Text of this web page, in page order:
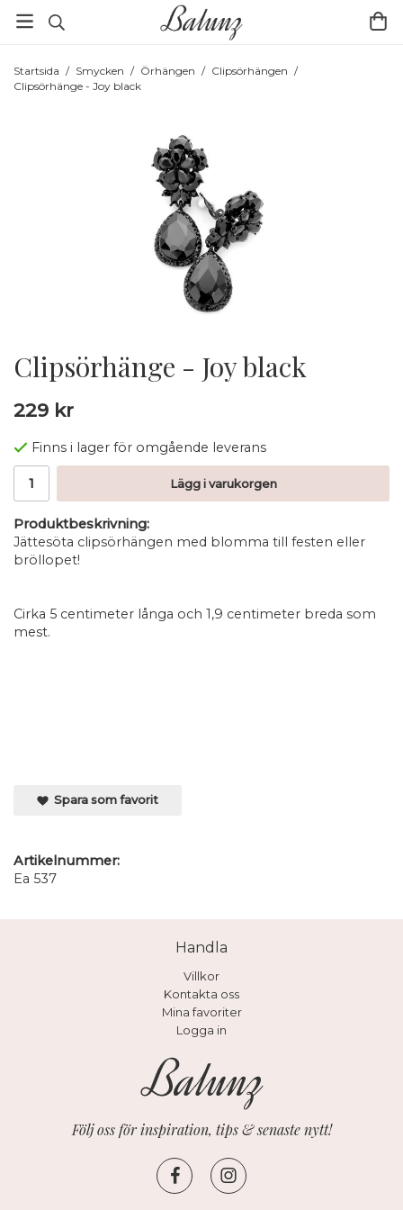
Startsida / Smycken / Örhängen / Clipsörhängen /
Clipsörhänge - Joy black
Clipsörhänge - Joy black
229 kr
Finns i lager för omgående leverans
Lägg i varukorgen
Produktbeskrivning:
Jättesöta clipsörhängen med blomma till festen eller
bröllopet!
Cirka 5 centimeter långa och 1,9 centimeter breda som
mest.
Spara som favorit
Artikelnummer:
Ea 537
Handla
Villkor
Kontakta oss
Mina favoriter
Logga in
Följ oss för inspiration, tips & senaste nytt!